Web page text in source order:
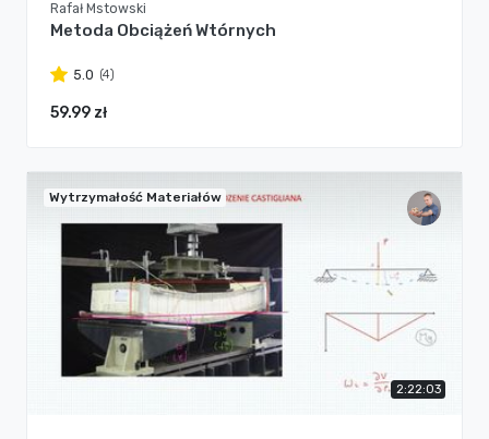
Rafał Mstowski
Metoda Obciążeń Wtórnych
5.0 (4)
59.99 zł
Wytrzymałość Materiałów
2:22:03